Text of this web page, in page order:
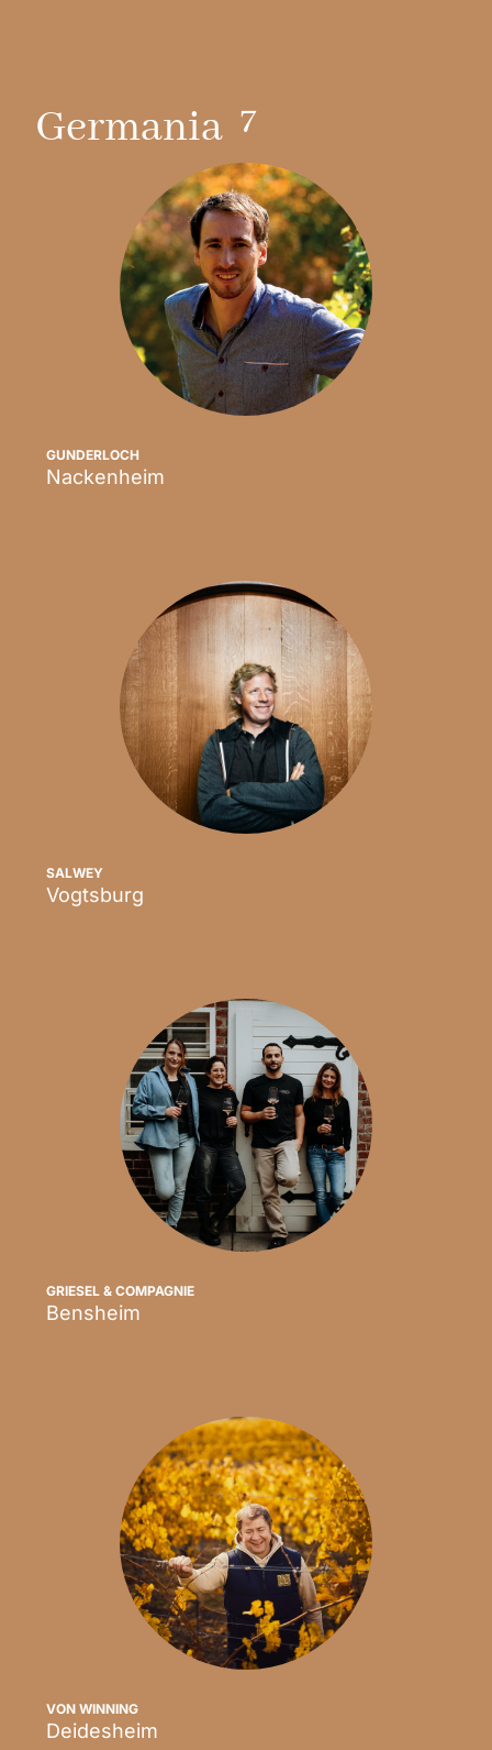
Germania 7
GUNDERLOCH
Nackenheim
SALWEY
Vogtsburg
GRIESEL & COMPAGNIE
Bensheim
VON WINNING
Deidesheim